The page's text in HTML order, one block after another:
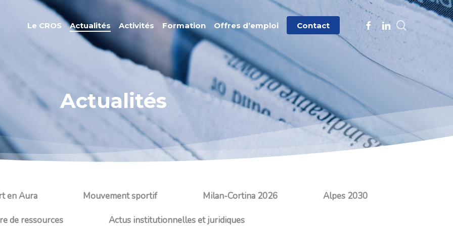
Le CROS Actualités Activités Formation Offres d’emploi Contact facebook
linkedin search
Actualités
en Aura Mouvement sportif Milan-Cortina 2026 Alpes 2030
de ressources Actus institutionnelles et juridiques